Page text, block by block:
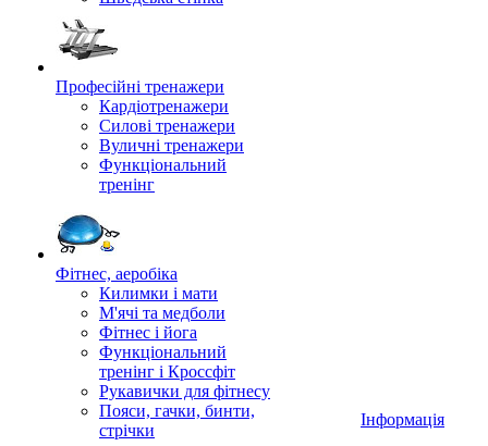
Професійні тренажери
Кардіотренажери
Силові тренажери
Вуличні тренажери
Функціональний
тренінг
Фітнес, аеробіка
Килимки і мати
М'ячі та медболи
Фітнес і йога
Функціональний
тренінг і Кроссфіт
Рукавички для фітнесу
Пояси, гачки, бинти,
стрічки
Інформація